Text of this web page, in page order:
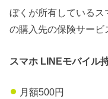
ぼくが所有している
の購入先の保険サービ
スマホ LINEモバイル
月額500円